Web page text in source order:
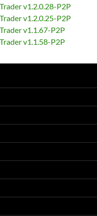
v1.2.0.28-P2P
v1.2.0.25-P2P
v1.1.67-P2P
v1.1.58-P2P